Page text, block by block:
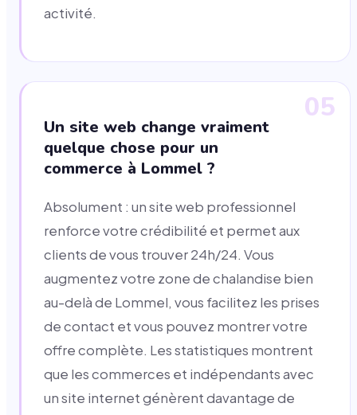
activité.
05
Un site web change vraiment
quelque chose pour un
commerce à Lommel ?
Absolument : un site web professionnel
renforce votre crédibilité et permet aux
clients de vous trouver 24h/24. Vous
augmentez votre zone de chalandise bien
au-delà de Lommel, vous facilitez les prises
de contact et vous pouvez montrer votre
offre complète. Les statistiques montrent
que les commerces et indépendants avec
un site internet génèrent davantage de